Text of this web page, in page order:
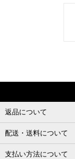
返品について
配送・送料について
支払い方法について